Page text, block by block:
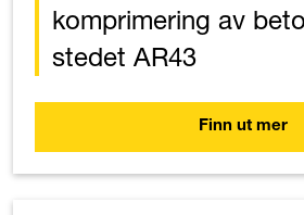
komprimering av
stedet AR43
Finn ut mer